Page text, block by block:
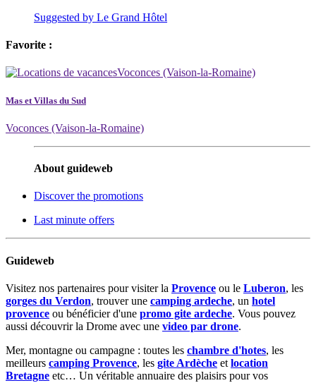
Suggested by Le Grand Hôtel
Favorite :
Mas et Villas du Sud
Voconces (Vaison-la-Romaine)
About guideweb
Discover the promotions
Last minute offers
Guideweb
Visitez nos partenaires pour visiter la Provence ou le Luberon, les
gorges du Verdon, trouver une camping ardeche, un hotel
provence ou bénéficier d'une promo gite ardeche. Vous pouvez
aussi découvrir la Drome avec une video par drone.
Mer, montagne ou campagne : toutes les chambre d'hotes, les
meilleurs camping Provence, les gite Ardèche et location
Bretagne etc… Un véritable annuaire des plaisirs pour vos